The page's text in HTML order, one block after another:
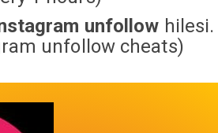
unfollow hilesi.
unfollow cheats)